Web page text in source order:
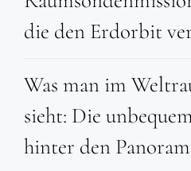
die den Erdorbit
Was man im
sieht: Die
hinter den